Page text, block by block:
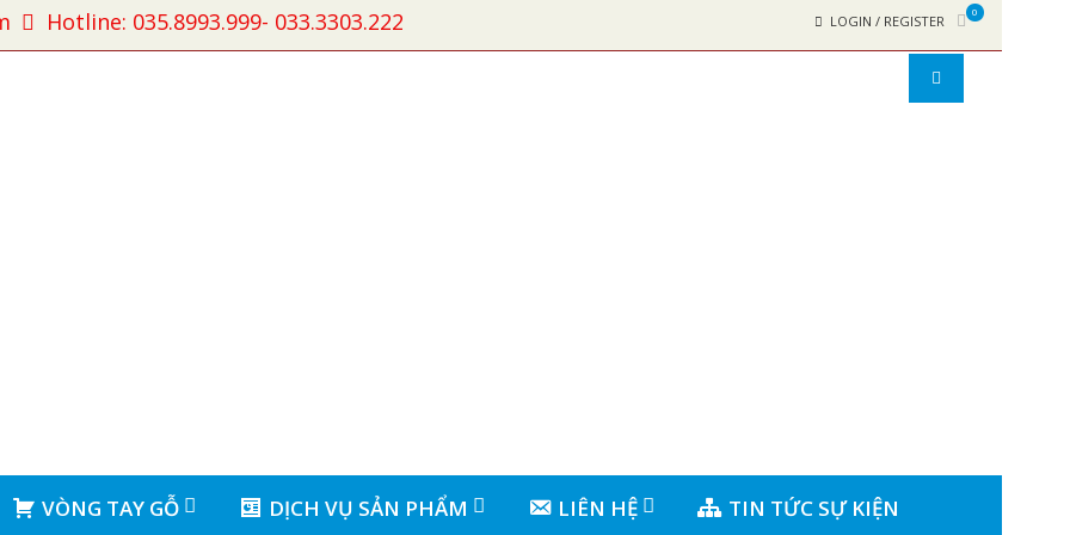
Hotline: 035.8993.999- 033.3303.222 LOGIN / REGISTER
0
VÒNG TAY GỖ DỊCH VỤ SẢN PHẨM LIÊN HỆ TIN TỨC SỰ KIỆN